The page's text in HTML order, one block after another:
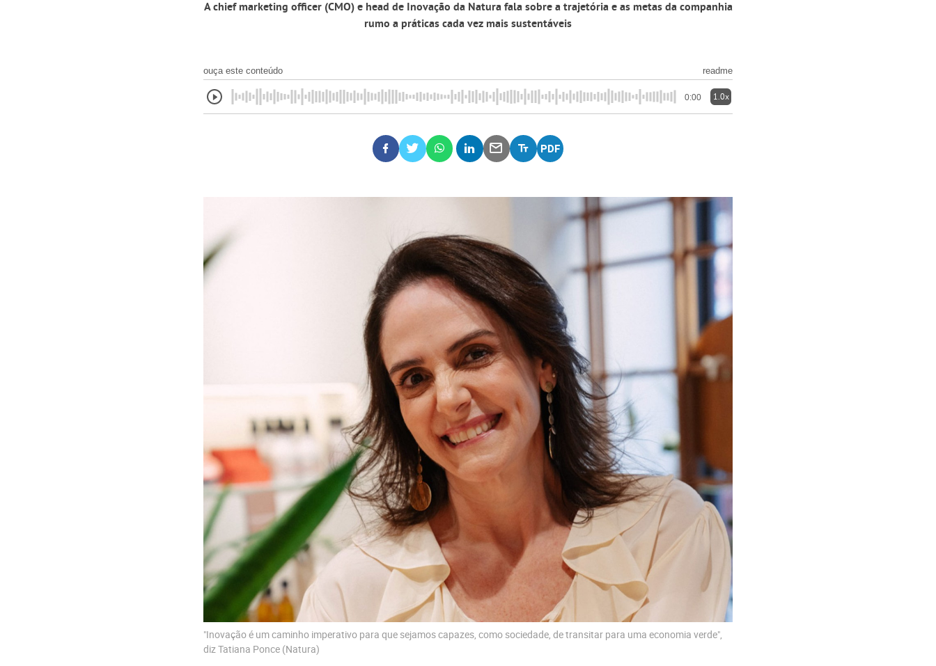
A chief marketing officer (CMO) e head de Inovação da Natura fala sobre a trajetória e as metas da companhia
rumo a práticas cada vez mais sustentáveis
ouça este conteúdo readme
0:00 1.0x
"Inovação é um caminho imperativo para que sejamos capazes, como sociedade, de transitar para uma economia verde",
diz Tatiana Ponce (Natura)